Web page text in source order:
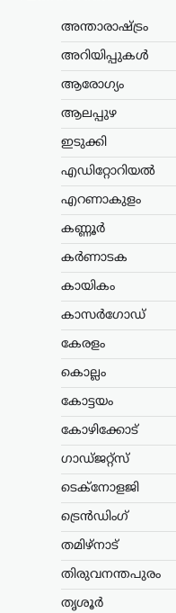
അന്താരാഷ്ട്രം
അറിയിപ്പുകൾ
ആരോഗ്യം
ആലപ്പുഴ
ഇടുക്കി
എഡിറ്റോറിയൽ
എറണാകുളം
കണ്ണൂർ
കർണാടക
കായികം
കാസർഗോഡ്
കേരളം
കൊല്ലം
കോട്ടയം
കോഴിക്കോട്
ഗാഡ്ജറ്റ്സ്
ടെക്നോളജി
ട്രെൻഡിംഗ്
തമിഴ്നാട്
തിരുവനന്തപുരം
തൃശൂർ
നരേന്ദ്ര
തുടർന്ന്